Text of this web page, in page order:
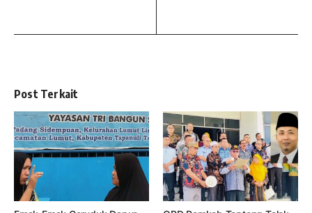
Post Terkait